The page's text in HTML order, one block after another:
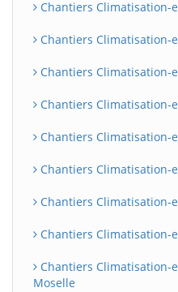
Chantiers
Chantiers Climatisation-
Chantiers Climatisation-
Chantiers Climatisation-
Chantiers Climatisation-
Chantiers Climatisation-
Chantiers Climatisation-
Chantiers Climatisation-
Chantiers
Moselle